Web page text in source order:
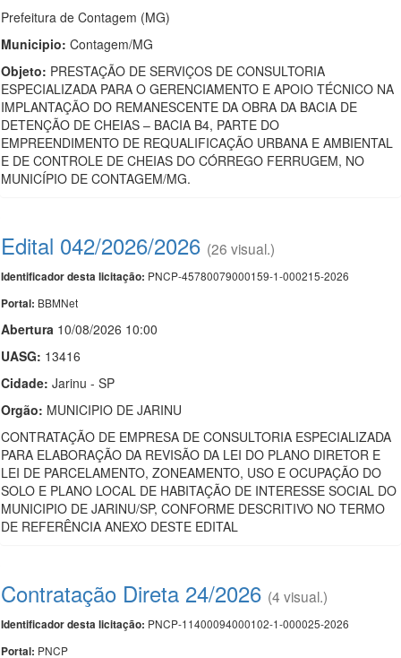
Prefeitura de Contagem (MG)
Municipio: Contagem/MG
Objeto: PRESTAÇÃO DE SERVIÇOS DE CONSULTORIA
ESPECIALIZADA PARA O GERENCIAMENTO E APOIO TÉCNICO NA
IMPLANTAÇÃO DO REMANESCENTE DA OBRA DA BACIA DE
DETENÇÃO DE CHEIAS – BACIA B4, PARTE DO
EMPREENDIMENTO DE REQUALIFICAÇÃO URBANA E AMBIENTAL
E DE CONTROLE DE CHEIAS DO CÓRREGO FERRUGEM, NO
MUNICÍPIO DE CONTAGEM/MG.
Edital 042/2026/2026 (26 visual.)
Identificador desta licitação: PNCP-45780079000159-1-000215-2026
Portal: BBMNet
Abertura 10/08/2026 10:00
UASG: 13416
Cidade: Jarinu - SP
Orgão: MUNICIPIO DE JARINU
CONTRATAÇÃO DE EMPRESA DE CONSULTORIA ESPECIALIZADA
PARA ELABORAÇÃO DA REVISÃO DA LEI DO PLANO DIRETOR E
LEI DE PARCELAMENTO, ZONEAMENTO, USO E OCUPAÇÃO DO
SOLO E PLANO LOCAL DE HABITAÇÃO DE INTERESSE SOCIAL DO
MUNICIPIO DE JARINU/SP, CONFORME DESCRITIVO NO TERMO
DE REFERÊNCIA ANEXO DESTE EDITAL
Contratação Direta 24/2026 (4 visual.)
Identificador desta licitação: PNCP-11400094000102-1-000025-2026
Portal: PNCP